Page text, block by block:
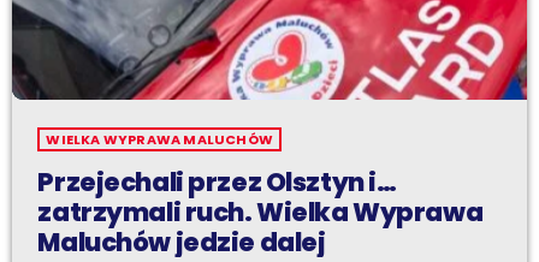
WIELKA WYPRAWA MALUCHÓW
Przejechali przez Olsztyn i…
zatrzymali ruch. Wielka Wyprawa
Maluchów jedzie dalej